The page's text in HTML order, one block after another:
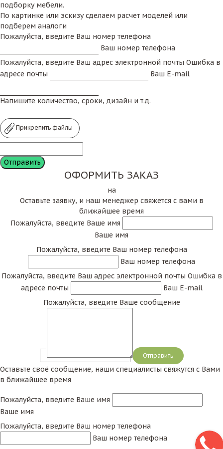
подборку мебели.
По картинке или эскизу сделаем расчет моделей или
подберем аналоги
Пожалуйста, введите Ваш номер телефона
Ваш номер телефона
Пожалуйста, введите Ваш адрес электронной почты Ошибка в
адресе почты
Ваш E-mail
Напишите количество, сроки, дизайн и т.д.
Прикрепить файлы
ОФОРМИТЬ ЗАКАЗ
на
Оставьте заявку, и наш менеджер свяжется с вами в
ближайшее время
Пожалуйста, введите Ваше имя
Ваше имя
Пожалуйста, введите Ваш номер телефона
Ваш номер телефона
Пожалуйста, введите Ваш адрес электронной почты Ошибка в
адресе почты
Ваш E-mail
Пожалуйста, введите Ваше сообщение
Сообщение
Оставьте своё сообщение, наши специалисты свяжутся с Вами
в ближайшее время
Пожалуйста, введите Ваше имя
Ваше имя
Пожалуйста, введите Ваш номер телефона
Ваш номер телефона